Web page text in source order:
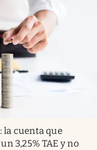
la cuenta que
3,25% TAE y no